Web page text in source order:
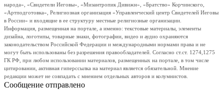
народа», «Свидетели Иеговы», «Мизантропик Дивижн», «Братство» Корчинского,
«Артподготовка», Религиозная организация «Управленческий центр Свидетелей Иеговы
в России» и входящие в ее структуру местные религиозные организации.
Информация, размещенная на портале, а именно: текстовые материалы, элементы
дизайна, логотипы, товарные знаки, фотографии, видео и аудио охраняются
законодательством Российской Федерации и международными нормами права и не
могут быть использованы без разрешения правообладателей. Согласно ст.ст. 1274,1275
ГК РФ, при любом использовании материалов, размещенных на портале, в том числе
цитировании, активная гиперссылка на материал является обязательной. Мнение
редакции может не совпадать с мнением отдельных авторов и колумнистов.
Сообщение отправлено